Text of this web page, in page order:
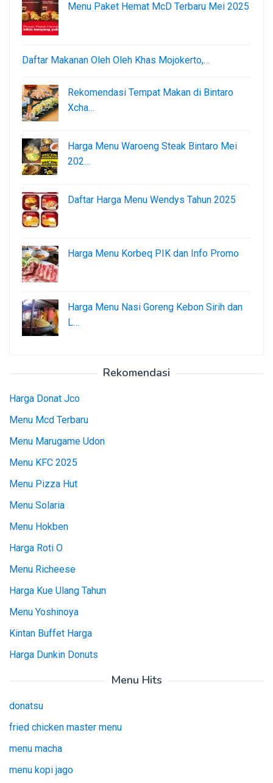
Menu Paket Hemat McD Terbaru Mei 2025
Daftar Makanan Oleh Oleh Khas Mojokerto,…
Rekomendasi Tempat Makan di Bintaro
Xcha…
Harga Menu Waroeng Steak Bintaro Mei
202…
Daftar Harga Menu Wendys Tahun 2025
Harga Menu Korbeq PIK dan Info Promo
Harga Menu Nasi Goreng Kebon Sirih dan
L…
Rekomendasi
Harga Donat Jco
Menu Mcd Terbaru
Menu Marugame Udon
Menu KFC 2025
Menu Pizza Hut
Menu Solaria
Menu Hokben
Harga Roti O
Menu Richeese
Harga Kue Ulang Tahun
Menu Yoshinoya
Kintan Buffet Harga
Harga Dunkin Donuts
Menu Hits
donatsu
fried chicken master menu
menu macha
menu kopi jago